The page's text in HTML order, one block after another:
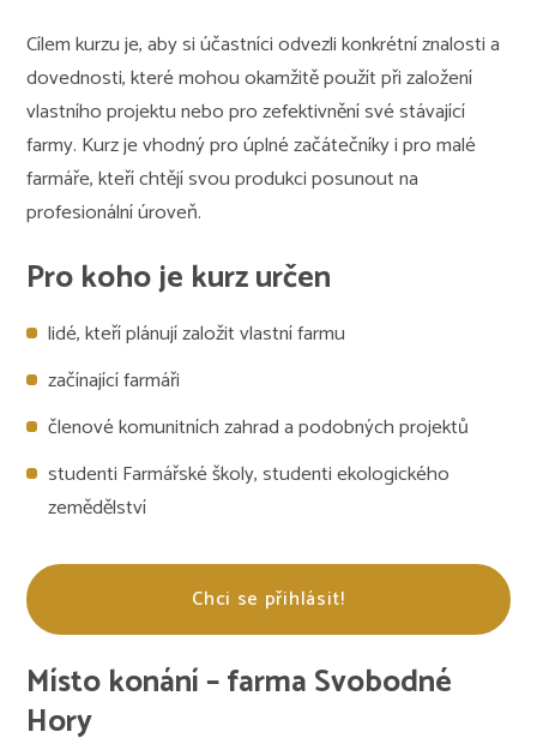
Cílem kurzu je, aby si účastníci odvezli konkrétní znalosti a
dovednosti, které mohou okamžitě použít při založení
vlastního projektu nebo pro zefektivnění své stávající
farmy. Kurz je vhodný pro úplné začátečníky i pro malé
farmáře, kteří chtějí svou produkci posunout na
profesionální úroveň.
Pro koho je kurz určen
lidé, kteří plánují založit vlastní farmu
začínající farmáři
členové komunitních zahrad a podobných projektů
studenti Farmářské školy, studenti ekologického
zemědělství
Chci se přihlásit!
Místo konání – farma Svobodné
Hory